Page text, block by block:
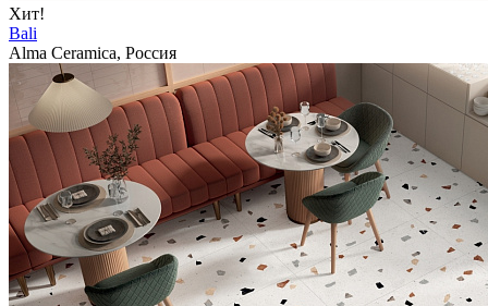
Хит!
Bali
Alma Ceramica, Россия